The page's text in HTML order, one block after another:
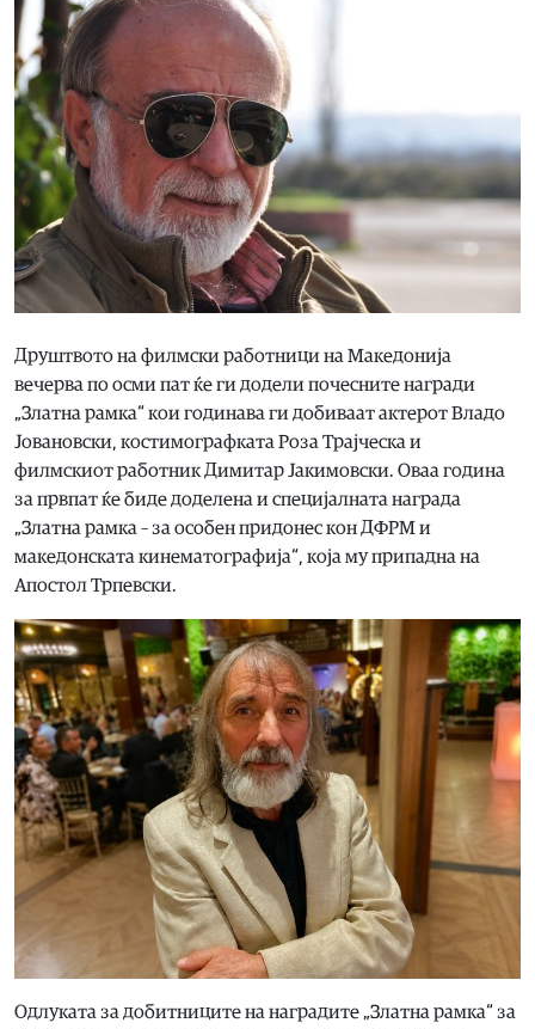
Друштвото на филмски работници на Македонија
вечерва по осми пат ќе ги додели почесните награди
„Златна рамка“ кои годинава ги добиваат актерот Владо
Јовановски, костимографката Роза Трајческа и
филмскиот работник Димитар Јакимовски. Оваа година
за првпат ќе биде доделена и специјалната награда
„Златна рамка – за особен придонес кон ДФРМ и
македонската кинематографија“, која му припадна на
Апостол Трпевски.
Одлуката за добитниците на наградите „Златна рамка“ за